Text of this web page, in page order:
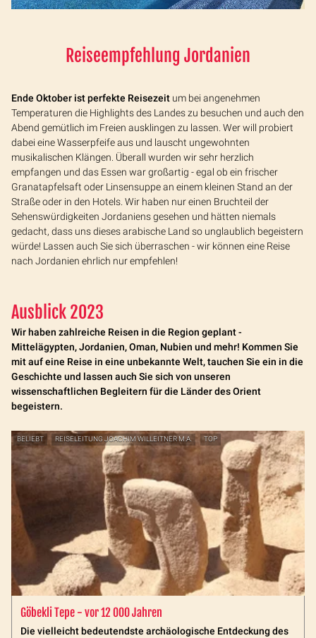
Reiseempfehlung Jordanien
Ende Oktober ist perfekte Reisezeit um bei angenehmen
Temperaturen die Highlights des Landes zu besuchen und auch den
Abend gemütlich im Freien ausklingen zu lassen. Wer will probiert
dabei eine Wasserpfeife aus und lauscht ungewohnten
musikalischen Klängen. Überall wurden wir sehr herzlich
empfangen und das Essen war großartig - egal ob ein frischer
Granatapfelsaft oder Linsensuppe an einem kleinen Stand an der
Straße oder in den Hotels. Wir haben nur einen Bruchteil der
Sehenswürdigkeiten Jordaniens gesehen und hätten niemals
gedacht, dass uns dieses arabische Land so unglaublich begeistern
würde! Lassen auch Sie sich überraschen - wir können eine Reise
nach Jordanien ehrlich nur empfehlen!
Ausblick 2023
Wir haben zahlreiche Reisen in die Region geplant -
Mittelägypten, Jordanien, Oman, Nubien und mehr! Kommen Sie
mit auf eine Reise in eine unbekannte Welt, tauchen Sie ein in die
Geschichte und lassen auch Sie sich von unseren
wissenschaftlichen Begleitern für die Länder des Orient
begeistern.
BELIEBT REISELEITUNG JOACHIM WILLEITNER M.A. TOP
Göbekli Tepe - vor 12 000 Jahren
Die vielleicht bedeutendste archäologische Entdeckung des